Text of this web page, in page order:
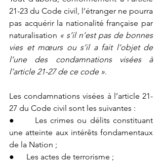
21-23 du Code civil, l’étranger ne pourra
pas acquérir la nationalité française par
naturalisation « s’il n’est pas de bonnes
vies et mœurs ou s’il a fait l’objet de
l’une des condamnations visées à
l’article 21-27 de ce code ».
Les condamnations visées à l’article 21-
27 du Code civil sont les suivantes :
●      Les crimes ou délits constituant
une atteinte aux intérêts fondamentaux
de la Nation ;
●      Les actes de terrorisme ;